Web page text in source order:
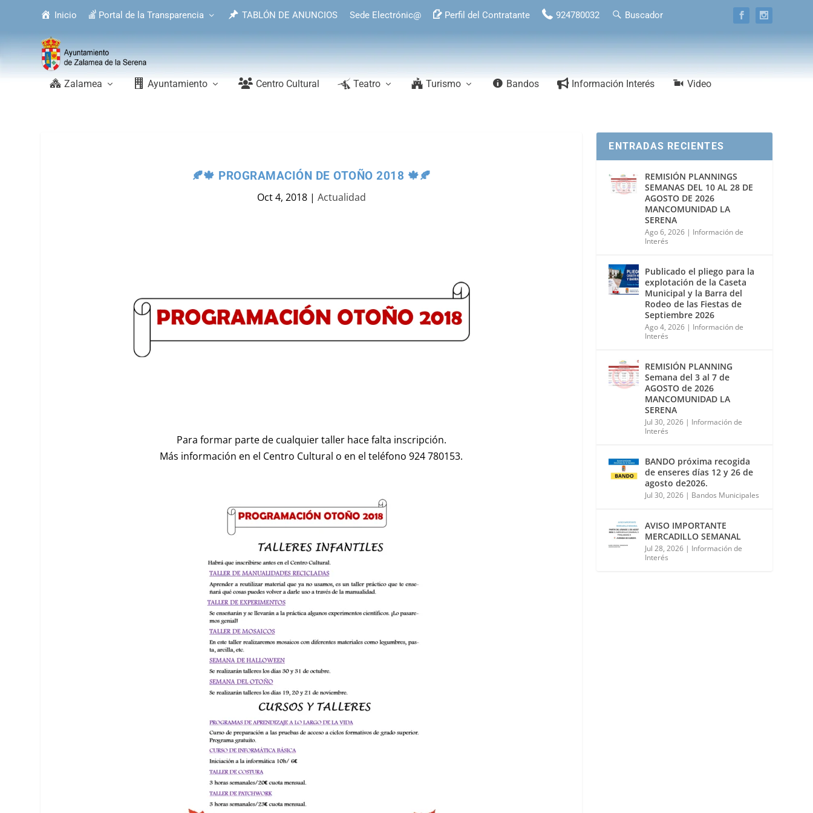
Inicio Portal de la Transparencia TABLÓN DE ANUNCIOS Sede Electrónic@ Perfil del Contratante 924780032 Buscador
Zalamea Ayuntamiento Centro Cultural Teatro Turismo Bandos Información Interés Video
🍂🍁 PROGRAMACIÓN DE OTOÑO 2018 🍁🍂
Oct 4, 2018| Actualidad
Para formar parte de cualquier taller hace falta inscripción.
Más información en el Centro Cultural o en el teléfono 924 780153.
ENTRADAS RECIENTES
REMISIÓN PLANNINGS
SEMANAS DEL 10 AL 28 DE
AGOSTO DE 2026
MANCOMUNIDAD LA
SERENA
Ago 6, 2026 | Información de
Interés
Publicado el pliego para la
explotación de la Caseta
Municipal y la Barra del
Rodeo de las Fiestas de
Septiembre 2026
Ago 4, 2026 | Información de
Interés
REMISIÓN PLANNING
Semana del 3 al 7 de
AGOSTO de 2026
MANCOMUNIDAD LA
SERENA
Jul 30, 2026 | Información de
Interés
BANDO próxima recogida
de enseres días 12 y 26 de
agosto de2026.
Jul 30, 2026 | Bandos Municipales
AVISO IMPORTANTE
MERCADILLO SEMANAL
Jul 28, 2026 | Información de
Interés